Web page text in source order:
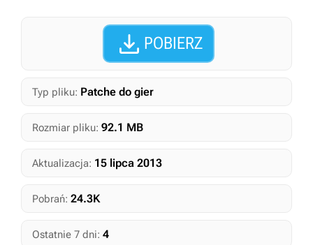
 POBIERZ
Typ pliku: Patche do gier
Rozmiar pliku: 92.1 MB
Aktualizacja: 15 lipca 2013
Pobrań: 24.3K
Ostatnie 7 dni: 4